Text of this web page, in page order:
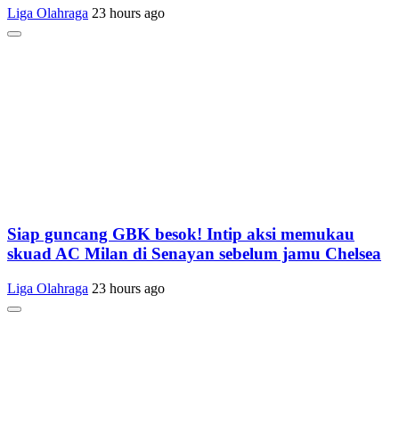
Liga Olahraga 23 hours ago
Siap guncang GBK besok! Intip aksi memukau
skuad AC Milan di Senayan sebelum jamu Chelsea
Liga Olahraga 23 hours ago